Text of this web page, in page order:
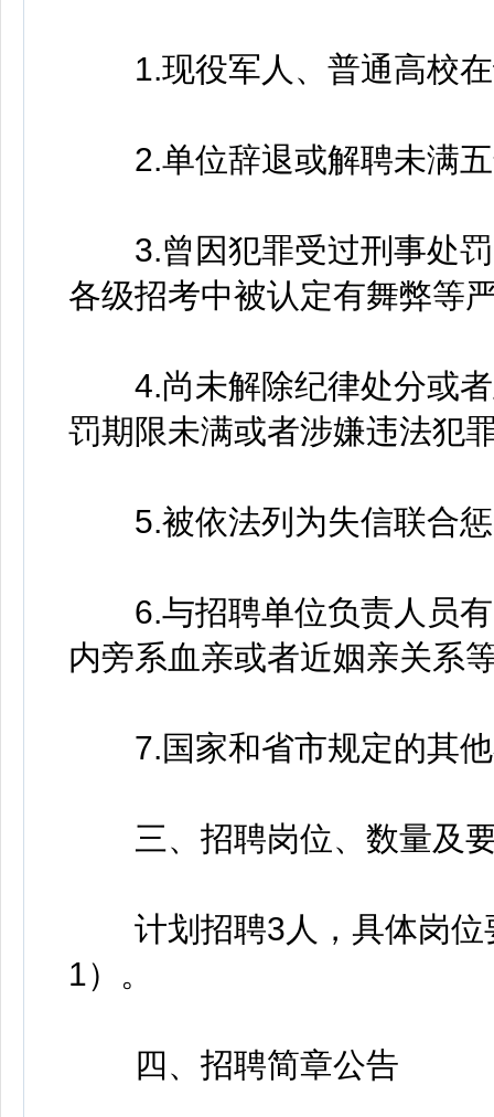
1.现役军人、普通高校在
2.单位辞退或解聘未满五
3.曾因犯罪受过刑事处罚
各级招考中被认定有舞弊等
4.尚未解除纪律处分或者
罚期限未满或者涉嫌违法犯
5.被依法列为失信联合惩
6.与招聘单位负责人员有
内旁系血亲或者近姻亲关系
7.国家和省市规定的其他
三、招聘岗位、数量及
计划招聘3人，具体岗位
1）。
四、招聘简章公告